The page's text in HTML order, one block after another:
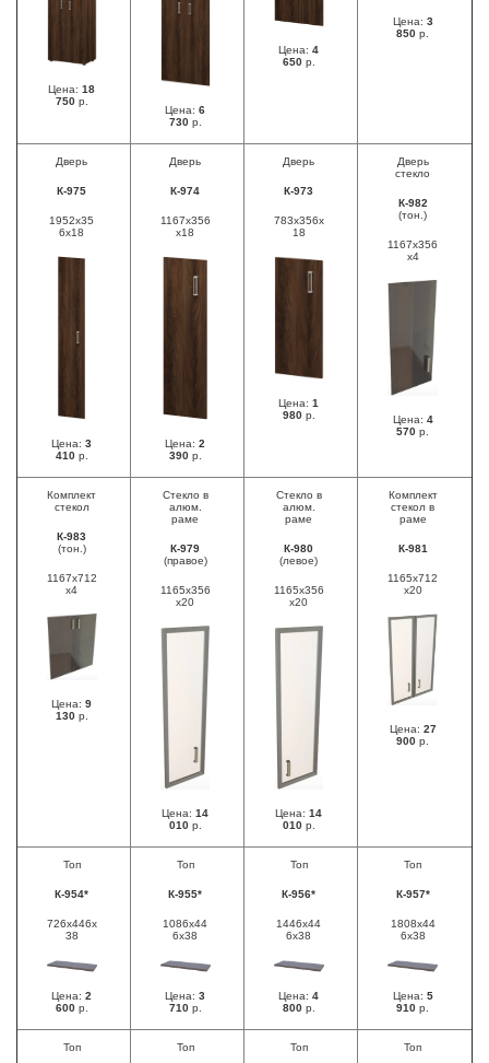
Цена: 18
750р.
Цена: 6
730р.
Цена: 4
650р.
Цена: 3
850 р.
Дверь
К-975
1952х35
6х18
Цена: 3
410р.
Дверь
К-974
1167x356
x18
Цена: 2
390р.
Дверь
К-973
783x356x
18
Цена: 1
980р.
Дверь
стекло
К-982
(тон.)
1167х356
х4
Цена: 4
570 р.
Комплект
стекол
К-983
(тон.)
1167х712
х4
Цена: 9
130р.
Стекло в
алюм.
раме
К-979
(правое)
1165х356
х20
Цена: 14
010р.
Стекло в
алюм.
раме
К-980
(левое)
1165х356
х20
Цена: 14
010р.
Комплект
стекол в
раме
К-981
1165х712
х20
Цена: 27
900 р.
Топ
К-954*
726х446х
38
Цена: 2
600р.
Топ
К-955*
1086х44
6х38
Цена: 3
710р.
Топ
К-956*
1446х44
6х38
Цена: 4
800р.
Топ
К-957*
1808х44
6х38
Цена: 5
910 р.
Топ Топ Топ Топ